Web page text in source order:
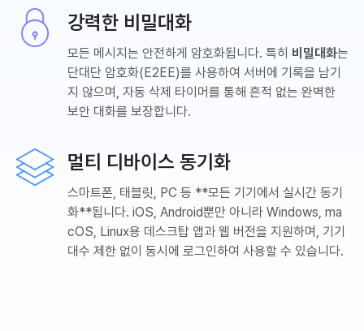
강력한 비밀대화
모든 메시지는 안전하게 암호화됩니다. 특히 비밀대화는
단대단 암호화(E2EE)를 사용하여 서버에 기록을 남기
지 않으며, 자동 삭제 타이머를 통해 흔적 없는 완벽한
보안 대화를 보장합니다.
멀티 디바이스 동기화
스마트폰, 태블릿, PC 등 **모든 기기에서 실시간 동기
화**됩니다. iOS, Android뿐만 아니라 Windows, ma
cOS, Linux용 데스크탑 앱과 웹 버전을 지원하며, 기기
대수 제한 없이 동시에 로그인하여 사용할 수 있습니다.